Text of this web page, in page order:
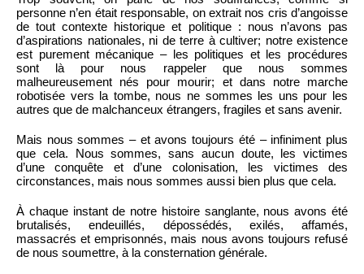
personne n’en était responsable, on extrait nos cris d’angoisse
de tout contexte historique et politique : nous n’avons pas
d’aspirations nationales, ni de terre à cultiver; notre existence
est purement mécanique – les politiques et les procédures
sont là pour nous rappeler que nous sommes
malheureusement nés pour mourir; et dans notre marche
robotisée vers la tombe, nous ne sommes les uns pour les
autres que de malchanceux étrangers, fragiles et sans avenir.
Mais nous sommes – et avons toujours été – infiniment plus
que cela. Nous sommes, sans aucun doute, les victimes
d’une conquête et d’une colonisation, les victimes des
circonstances, mais nous sommes aussi bien plus que cela.
À chaque instant de notre histoire sanglante, nous avons été
brutalisés, endeuillés, dépossédés, exilés, affamés,
massacrés et emprisonnés, mais nous avons toujours refusé
de nous soumettre, à la consternation générale.